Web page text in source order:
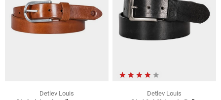
Detlev Louis
Detlev Louis